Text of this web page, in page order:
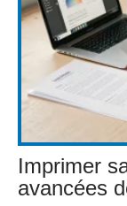
Imprimer
avancées